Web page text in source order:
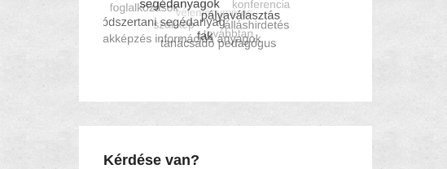
Kérdése van?